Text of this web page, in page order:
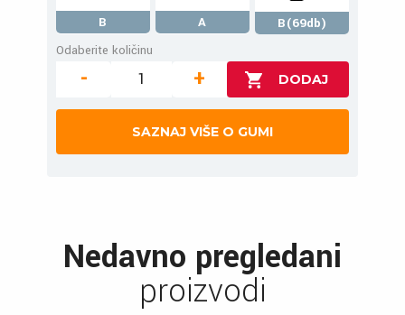
B A
B(69db)
Odaberite količinu
- +
SAZNAJ VIŠE O GUMI
Nedavno pregledani
proizvodi